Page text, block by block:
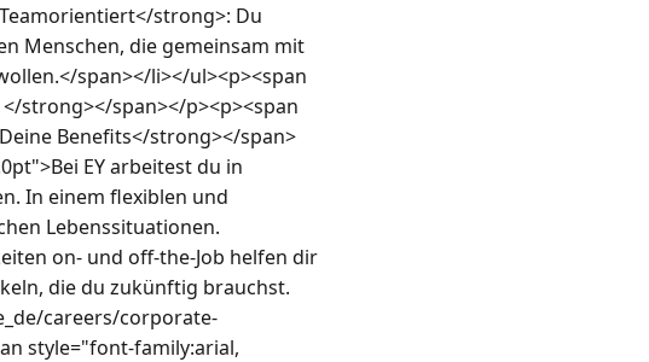
strong>: Du
Menschen, die gemeinsam mit
span></li></ul><p><span
strong></span></p><p><span
Benefits</strong></span>
EY arbeitest du in
In einem flexiblen und
Lebenssituationen.
on- und off-the-Job helfen dir
die du zukünftig brauchst.
careers/corporate-
style="font-family:arial,